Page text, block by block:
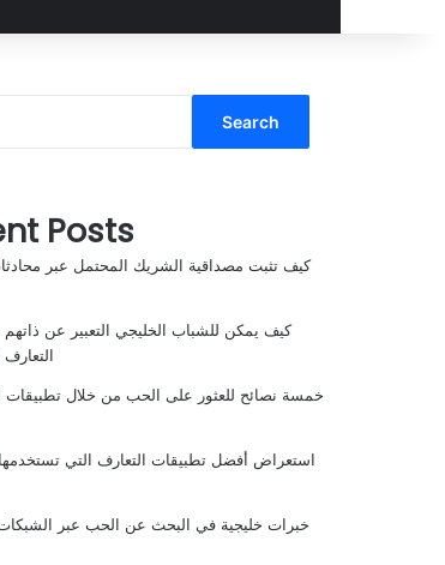
Search
Posts
كيف تثبت مصداقية الشريك المحتمل عبر
كيف يمكن للشباب الخليجي التعبير عن
التعارف
خمسة نصائح للعثور على الحب من خلال تطبيقات
استعراض أفضل تطبيقات التعارف التي
خبرات خليجية في البحث عن الحب عبر الشبكات